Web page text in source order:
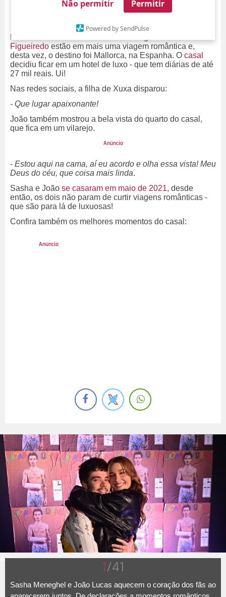
Não permitir Permitir
Powered by SendPulse
Figueiredo estão em mais uma viagem romântica e,
desta vez, o destino foi Mallorca, na Espanha. O casal
decidiu ficar em um hotel de luxo - que tem diárias de até
27 mil reais. Ui!
Nas redes sociais, a filha de Xuxa disparou:
- Que lugar apaixonante!
João também mostrou a bela vista do quarto do casal,
que fica em um vilarejo.
- Estou aqui na cama, aí eu acordo e olha essa vista! Meu
Deus do céu, que coisa mais linda.
Sasha e João se casaram em maio de 2021, desde
então, os dois não param de curtir viagens românticas -
que são para lá de luxuosas!
Confira também os melhores momentos do casal:
AgNews 1/41
Sasha Meneghel e João Lucas aquecem o coração dos fãs ao